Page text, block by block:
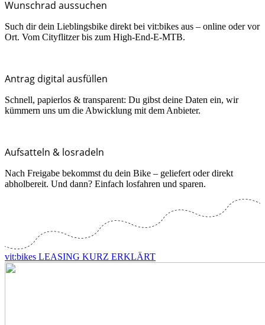
Wunschrad aussuchen
Such dir dein Lieblingsbike direkt bei vit:bikes aus – online oder vor
Ort. Vom Cityflitzer bis zum High-End-E-MTB.
Antrag digital ausfüllen
Schnell, papierlos & transparent: Du gibst deine Daten ein, wir
kümmern uns um die Abwicklung mit dem Anbieter.
Aufsatteln & losradeln
Nach Freigabe bekommst du dein Bike – geliefert oder direkt
abholbereit. Und dann? Einfach losfahren und sparen.
vit:bikes LEASING KURZ ERKLÄRT